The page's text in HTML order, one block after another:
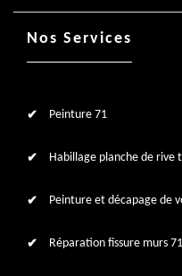
Nos Services
Peinture 71
Habillage planche de rive
Peinture et décapage de
Réparation fissure murs 71